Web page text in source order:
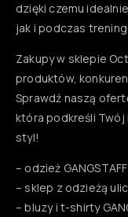
dzięki czemu
jak i podczas
Zakupy w sklepie
produktów,
Sprawdź naszą
która podkreśli Twój
styl!
– odzież
– sklep z odzieżą
– bluzy i t-shirty